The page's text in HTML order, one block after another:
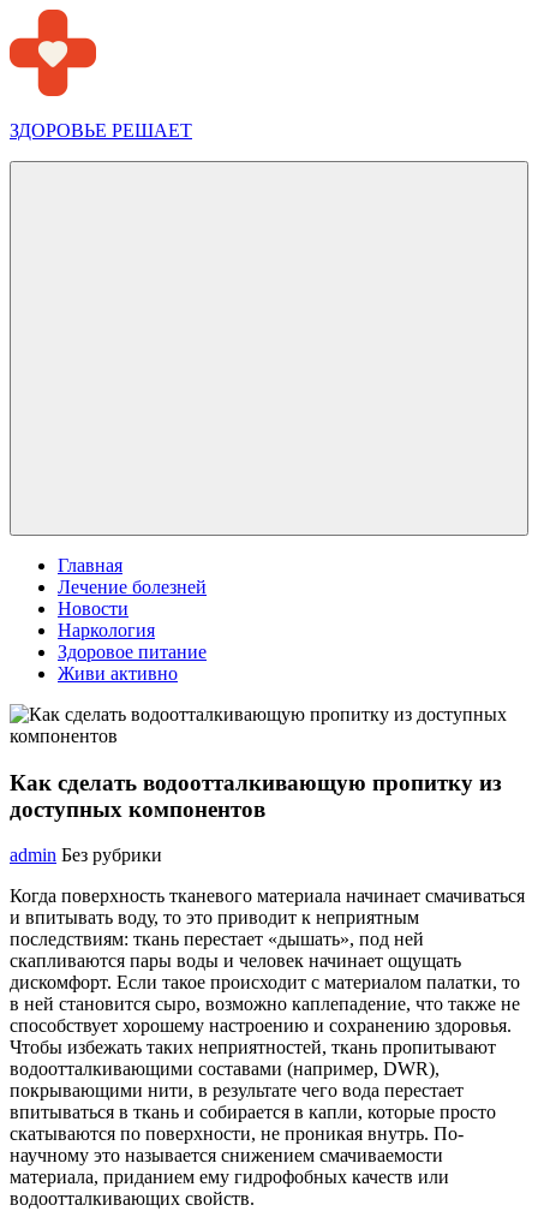
Перейти
к
содержимому
ЗДОРОВЬЕ РЕШАЕТ
Главная
Лечение болезней
Новости
Наркология
Здоровое питание
Живи активно
Как сделать водоотталкивающую пропитку из
доступных компонентов
admin Без рубрики
Когда поверхность тканевого материала начинает смачиваться
и впитывать воду, то это приводит к неприятным
последствиям: ткань перестает «дышать», под ней
скапливаются пары воды и человек начинает ощущать
дискомфорт. Если такое происходит с материалом палатки, то
в ней становится сыро, возможно каплепадение, что также не
способствует хорошему настроению и сохранению здоровья.
Чтобы избежать таких неприятностей, ткань пропитывают
водоотталкивающими составами (например, DWR),
покрывающими нити, в результате чего вода перестает
впитываться в ткань и собирается в капли, которые просто
скатываются по поверхности, не проникая внутрь. По-
научному это называется снижением смачиваемости
материала, приданием ему гидрофобных качеств или
водоотталкивающих свойств.